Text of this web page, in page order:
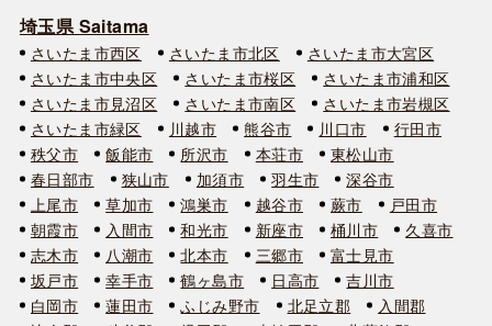
埼玉県 Saitama
さいたま市西区 さいたま市北区
さいたま市大宮区
さいたま市中央区
さいたま市桜区
さいたま市浦和区
さいたま市見沼区
さいたま市南区
さいたま市岩槻区
さいたま市緑区
川越市 熊谷市 川口市
行田市
秩父市
飯能市 所沢市 本荘市
東松山市
春日部市
狭山市 加須市 羽生市
深谷市
上尾市
草加市 鴻巣市 越谷市 蕨市
戸田市
朝霞市
入間市 和光市 新座市 桶川市
久喜市
志木市
八潮市 北本市 三郷市
富士見市
坂戸市
幸手市 鶴ヶ島市 日高市
吉川市
白岡市
蓮田市 ふじみ野市 北足立郡
入間郡